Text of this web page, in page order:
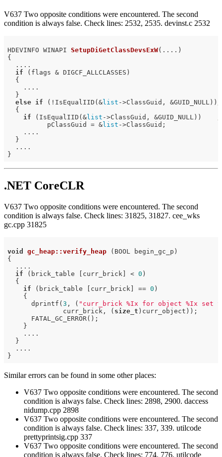
V637 Two opposite conditions were encountered. The second
condition is always false. Check lines: 2532, 2535. devinst.c 2532
HDEVINFO WINAPI SetupDiGetClassDevsExW(....)
{
  ....
if (flags & DIGCF_ALLCLASSES)
  {
    ....
  }
else
if (!IsEqualIID(&list ->ClassGuid, &GUID_NULL))
  {
if (IsEqualIID(&list ->ClassGuid, &GUID_NULL))
          pClassGuid = &
list ->ClassGuid;
    ....
  }
  ....
.NET CoreCLR
V637 Two opposite conditions were encountered. The second
condition is always false. Check lines: 31825, 31827. cee_wks
gc.cpp 31825
void gc_heap::verify_heap
(BOOL begin_gc_p)
{
  ....
if (brick_table [curr_brick] < 0 )
  {
if (brick_table [curr_brick] == 0 )
    {
      dprintf(
3 , ( "curr_brick %Ix for object %Ix set
              curr_brick, (
size_t )curr_object));
      FATAL_GC_ERROR();
    }
    ....
  }
  ....
Similar errors can be found in some other places:
V637 Two opposite conditions were encountered. The second
condition is always false. Check lines: 2898, 2900. daccess
nidump.cpp 2898
V637 Two opposite conditions were encountered. The second
condition is always false. Check lines: 337, 339. utilcode
prettyprintsig.cpp 337
V637 Two opposite conditions were encountered. The second
condition is always false. Check lines: 774, 776. utilcode